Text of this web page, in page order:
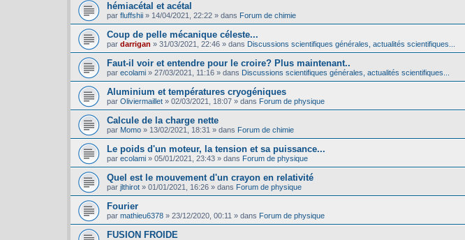
hémiacétal et acétal
par fluffshii » 14/04/2021, 22:22 » dans Forum de chimie
Coup de pelle mécanique céleste...
par darrigan » 31/03/2021, 22:46 » dans Discussions scientifiques générales, actualités scientifiques...
Faut-il voir et entendre pour le croire? Plus maintenant..
par ecolami » 27/03/2021, 11:16 » dans Discussions scientifiques générales, actualités scientifiques...
Aluminium et températures cryogéniques
par Oliviermaillet » 02/03/2021, 18:07 » dans Forum de physique
Calcule de la charge nette
par Momo » 13/02/2021, 18:31 » dans Forum de chimie
Le poids d'un moteur, la tension et sa puissance...
par ecolami » 05/01/2021, 23:43 » dans Forum de physique
Quel est le mouvement d'un crayon en relativité
par jlthirot » 01/01/2021, 16:26 » dans Forum de physique
Fourier
par mathieu6378 » 23/12/2020, 00:11 » dans Forum de physique
FUSION FROIDE